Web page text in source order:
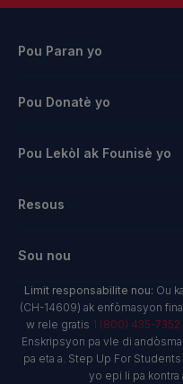
Pou Paran yo
Bousdetid
Bousdetid Lekòl Prive
Bousdetid Abilite Inik
New Worlds
Vin Defansè
Pou Donatè yo
Fason pou bay
bay nan espas travay
donatè yo avize fon yo
Deklarasyon dwa donatè
Pou Lekòl ak Founisè yo
Koneksyon
Lekòl Prive
Founisè Sèvis Machann
Pwodwi Resous
Resous
Rechèch & Rapò
NextSteps Blog
inspireED Blog
Rezo Alumni
Sou nou
A pwopo de nou
Rapò anyèl
Gouvènans Règleman
Limit responsabilite nou: Ou
(CH-14609) ak enfòmasyon
w rele gratis 1 (800) 435-7352
Enskripsyon pa vle di
pa eta a. Step Up For
yo epi li pa